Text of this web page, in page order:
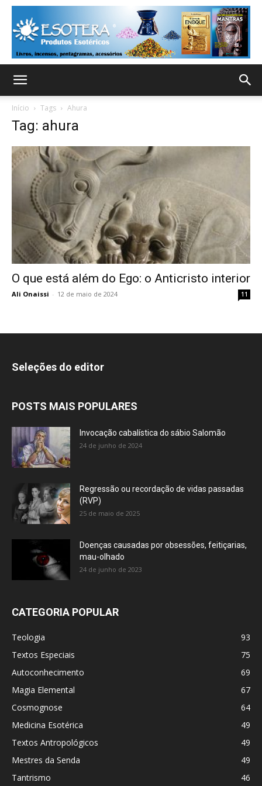
Início Tags Ahura
Tag: ahura
O que está além do Ego: o Anticristo interior
Ali Onaissi - 12 de maio de 2024 11
Seleções do editor
POSTS MAIS POPULARES
Invocação cabalística do sábio Salomão
24 de junho de 2024
Regressão ou recordação de vidas passadas
(RVP)
25 de maio de 2025
Doenças causadas por obsessões, feitiçarias,
mau-olhado
24 de junho de 2023
CATEGORIA POPULAR
Teologia
93
Textos Especiais
75
Autoconhecimento
69
Magia Elemental
67
Cosmognose
64
Medicina Esotérica
49
Textos Antropológicos
49
Mestres da Senda
49
Tantrismo
46